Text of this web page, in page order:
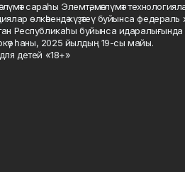
сараһы Элемтә, мәғлүмәт
өлкәһендә күҙәтеү буйынса федераль
Республикаһы буйынса идаралығында
һаны, 2025 йылдың 19-сы майы.
детей «18+»